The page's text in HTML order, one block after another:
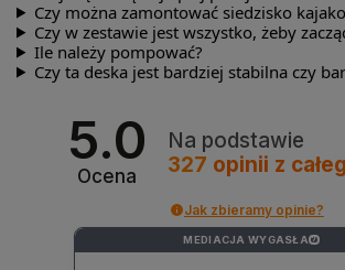
Czy można zamontować siedzisko
Czy w zestawie jest wszystko, żeby
Ile należy pompować?
Czy ta deska jest bardziej stabilna czy
5.0
Ocena
Na podstawie
327 opinii z
Jak zbieramy opinie?
MEDIACJA WYGASŁA ?